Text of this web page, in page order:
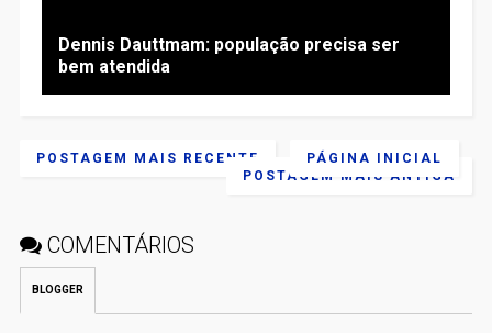
Dennis Dauttmam: população precisa ser
bem atendida
POSTAGEM MAIS RECENTE
POSTAGEM MAIS ANTIGA
PÁGINA INICIAL
COMENTÁRIOS
BLOGGER